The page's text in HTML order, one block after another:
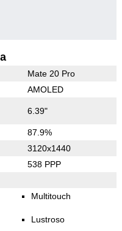
Mate 20 Pro
AMOLED
6.39"
87.9%
3120x1440
538 PPP
Multitouch
Lustroso